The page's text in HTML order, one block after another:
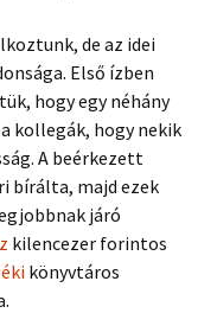
de az idei
Első ízben
hogy egy néhány
kollegák, hogy nekik
A beérkezett
bírálta, majd ezek
járó
kilencezer forintos
könyvtáros